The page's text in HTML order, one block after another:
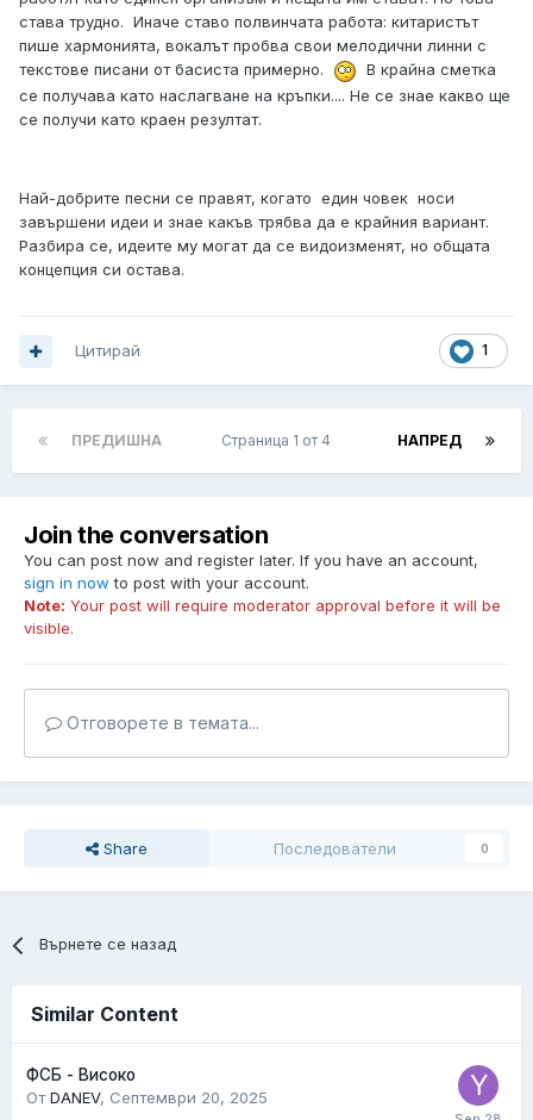
става трудно. Иначе ставо полвинчата работа: китаристът
пише хармонията, вокалът пробва свои мелодични линни с
текстове писани от басиста примерно.
В крайна сметка
се получава като наслагване на кръпки.... Не се знае какво ще
се получи като краен резултат.
Най-добрите песни се правят, когато един човек носи
завършени идеи и знае какъв трябва да е крайния вариант.
Разбира се, идеите му могат да се видоизменят, но общата
концепция си остава.
1
Цитирай
ПРЕДИШНА НАПРЕД
Страница 1 от 4
Join the conversation
You can post now and register later. If you have an account,
sign in now to post with your account.
Note: Your post will require moderator approval before it will be
visible.
Отговорете в темата...
Share Последователи 0
Върнете се назад
Similar Content
ФСБ - Високо
ОтDANEV, Септември 20, 2025